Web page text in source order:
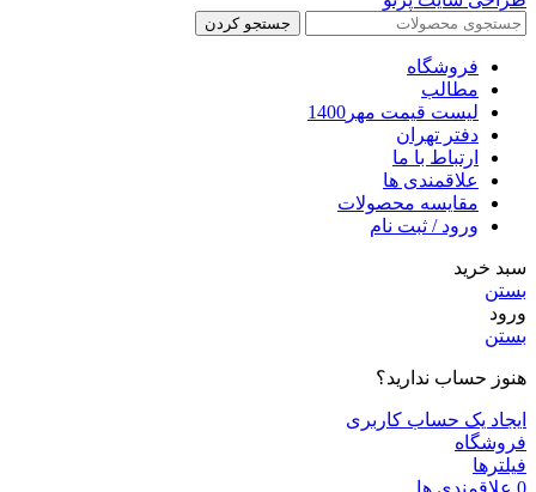
جستجو کردن
فروشگاه
مطالب
لیست قیمت مهر1400
دفتر تهران
ارتباط با ما
علاقمندی ها
مقایسه محصولات
ورود / ثبت نام
سبد خرید
بستن
ورود
بستن
هنوز حساب ندارید؟
ایجاد یک حساب کاربری
فروشگاه
فیلترها